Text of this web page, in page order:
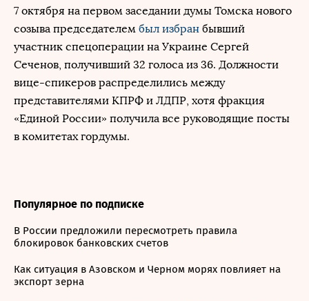
7 октября на первом заседании думы Томска нового
созыва председателем был избран бывший
участник спецоперации на Украине Сергей
Сеченов, получивший 32 голоса из 36. Должности
вице-спикеров распределились между
представителями КПРФ и ЛДПР, хотя фракция
«Единой России» получила все руководящие посты
в комитетах гордумы.
Популярное по подписке
В России предложили пересмотреть правила
блокировок банковских счетов
Как ситуация в Азовском и Черном морях повлияет на
экспорт зерна